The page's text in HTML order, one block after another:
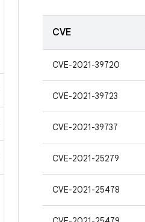
CVE
CVE-2021-39720
CVE-2021-39723
CVE-2021-39737
CVE-2021-25279
CVE-2021-25478